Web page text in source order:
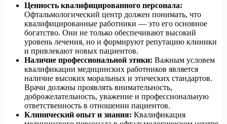
Ценность квалифицированного персонала:
Офтальмологический центр должен понимать, что
квалифицированные работники — это его основное
богатство. Они не только обеспечивают высокий
уровень лечения, но и формируют репутацию клиники
и привлекают новых пациентов.
Наличие профессиональной этики: Важным условем
квалификации медицинских работников является
наличие высоких моральных и этических стандартов.
Врачи должны проявлять внимательность,
доброжелательность, уважение и профессиональную
ответственность в отношении пациентов.
Клинический опыт и знания: Квалификация